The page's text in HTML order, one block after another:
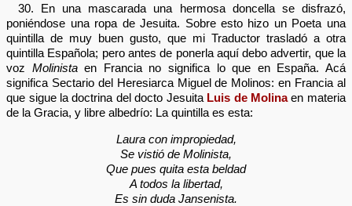
30. En una mascarada una hermosa doncella se disfrazó,
poniéndose una ropa de Jesuita. Sobre esto hizo un Poeta una
quintilla de muy buen gusto, que mi Traductor trasladó a otra
quintilla Española; pero antes de ponerla aquí debo advertir, que la
voz Molinistaen Francia no significa lo que en España. Acá
significa Sectario del Heresiarca Miguel de Molinos: en Francia al
que sigue la doctrina del docto Jesuita Luis de Molinaen materia
de la Gracia, y libre albedrío: La quintilla es esta:
Laura con impropiedad,
Se vistió de Molinista,
Que pues quita esta beldad
A todos la libertad,
Es sin duda Jansenista.